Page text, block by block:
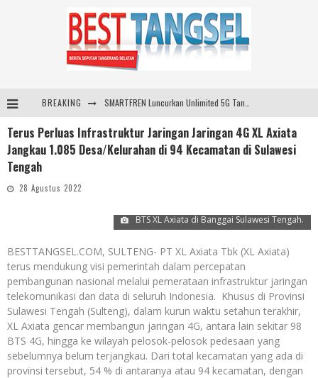
BREAKING
Sinar Mas Land Hadirkan BSD Urbanatura Eco Urban Park, Inisiatif Ruang Terbuka Hijau Inklusif untuk Kota yang Berkelanjutan
Terus Perluas Infrastruktur Jaringan Jaringan 4G XL Axiata
Jangkau 1.085 Desa/Kelurahan di 94 Kecamatan di Sulawesi
Tengah
28 Agustus 2022
BTS XL Axiata di Banggai Sulawesi Tengah.
BESTTANGSEL.COM, SULTENG- PT XL Axiata Tbk (XL Axiata)
terus mendukung visi pemerintah dalam percepatan
pembangunan nasional melalui pemerataan infrastruktur jaringan
telekomunikasi dan data di seluruh Indonesia. Khusus di Provinsi
Sulawesi Tengah (Sulteng), dalam kurun waktu setahun terakhir,
XL Axiata gencar membangun jaringan 4G, antara lain sekitar 98
BTS 4G, hingga ke wilayah pelosok-pelosok pedesaan yang
sebelumnya belum terjangkau. Dari total kecamatan yang ada di
provinsi tersebut, 54 % di antaranya atau 94 kecamatan, dengan